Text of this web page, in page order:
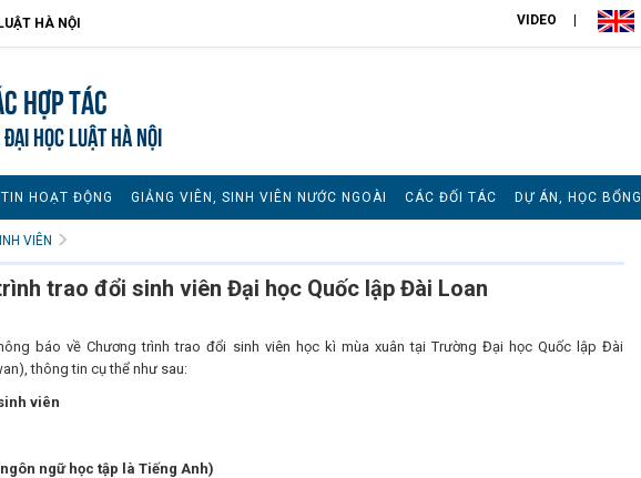
HÀ NỘI VIDEO
hợp tác
ĐẠI HỌC LUẬT HÀ NỘI
TIN HOẠT ĐỘNG GIẢNG VIÊN, SINH VIÊN NƯỚC NGOÀI CÁC ĐỐI TÁC DỰ ÁN, HỌC BỔNG
VIÊN
trao đổi sinh viên Đại học Quốc lập Đài Loan
báo về Chương trình trao đổi sinh viên học kì mùa xuân tại Trường Đại học Quốc lập Đài
thông tin cụ thể như sau:
viên
ngữ học tập là Tiếng Anh)